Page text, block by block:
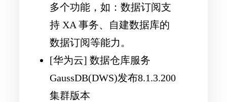
多个功能，如：数据订阅支
持 XA 事务、自建数据库的
数据订阅等能力。
[华为云] 数据仓库服务
GaussDB(DWS)发布8.1.3.200
集群版本